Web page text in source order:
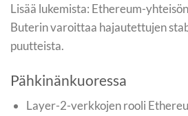
Lisää lukemista: Ethereum-
Buterin varoittaa hajautettujen
puutteista.
Pähkinänkuoressa
Layer-2-verkkojen rooli